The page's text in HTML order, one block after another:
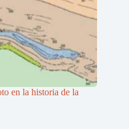
en la historia de la